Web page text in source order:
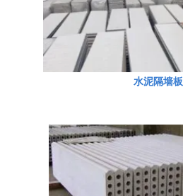
水泥隔墙板